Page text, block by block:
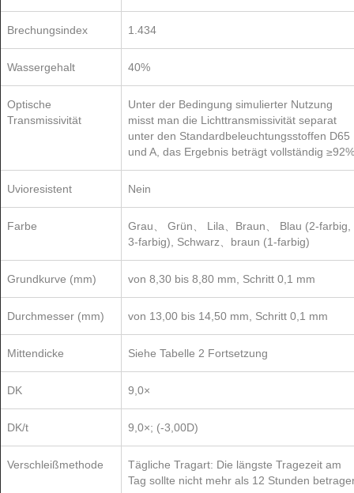
Brechungsindex 1.434
Wassergehalt 40%
Optische
Transmissivität
Unter der Bedingung simulierter Nutzung
misst man die Lichttransmissivität separat
unter den Standardbeleuchtungsstoffen D65
und A, das Ergebnis beträgt vollständig
Uvioresistent Nein
Farbe
Grau、 Grün、 Lila、Braun、 Blau (2-farbig,
3-farbig), Schwarz、braun (1-farbig)
Grundkurve (mm) von 8,30 bis 8,80 mm, Schritt 0,1 mm
Durchmesser (mm) von 13,00 bis 14,50 mm, Schritt 0,1 mm
Mittendicke Siehe Tabelle 2 Fortsetzung
DK 9,0×
DK/t 9,0×; (-3,00D)
Verschleißmethode
Tägliche Tragart: Die längste Tragezeit am
Tag sollte nicht mehr als 12 Stunden